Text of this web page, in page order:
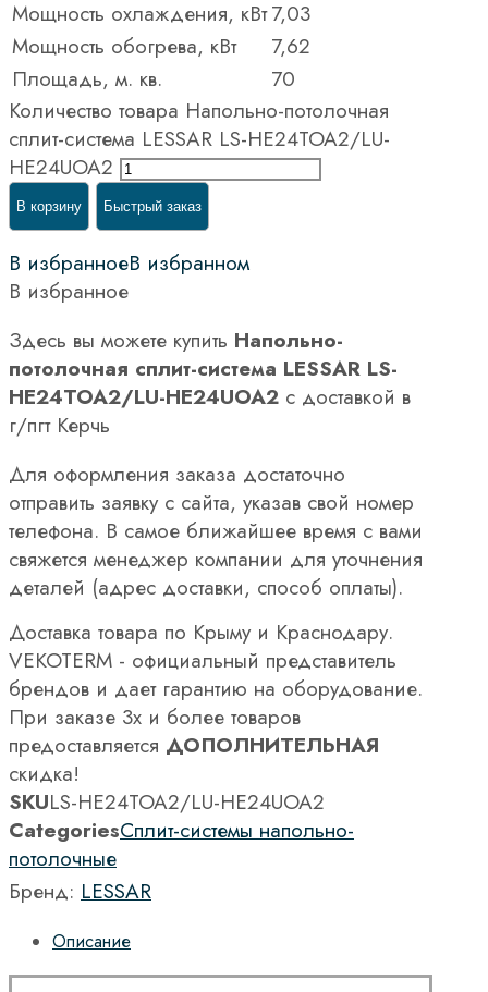
Мощность охлаждения, кВт7,03
Мощность обогрева, кВт
7,62
Площадь, м. кв.
70
Количество товара Напольно-потолочная
сплит-система LESSAR LS-HE24TOA2/LU-
HE24UOA2
В корзину Быстрый заказ
В избранноеВ избранном
В избранное
Здесь вы можете купить Напольно-
потолочная сплит-система LESSAR LS-
HE24TOA2/LU-HE24UOA2 с доставкой в
г/пгт Керчь
Для оформления заказа достаточно
отправить заявку с сайта, указав свой номер
телефона. В самое ближайшее время с вами
свяжется менеджер компании для уточнения
деталей (адрес доставки, способ оплаты).
Доставка товара по Крыму и Краснодару.
VEKOTERM - официальный представитель
брендов и дает гарантию на оборудование.
При заказе 3х и более товаров
предоставляется ДОПОЛНИТЕЛЬНАЯ
скидка!
SKULS-HE24TOA2/LU-HE24UOA2
CategoriesСплит-системы напольно-
потолочные
Бренд: LESSAR
Описание